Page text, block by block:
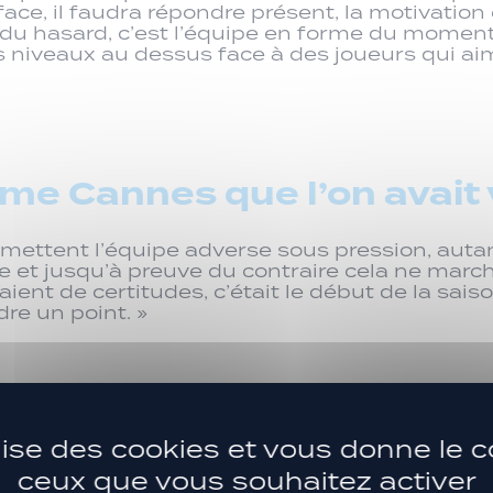
il faudra répondre présent, la
hasard, c’est l’équipe en forme du
au dessus face à des joueurs qui
Cannes que l’on
l’équipe adverse sous pression,
et jusqu’à preuve du contraire cela ne
de certitudes, c’était le début de la
un point. »
de gagner à Cannes
des cookies et vous donne le
ceux que vous souhaitez activer